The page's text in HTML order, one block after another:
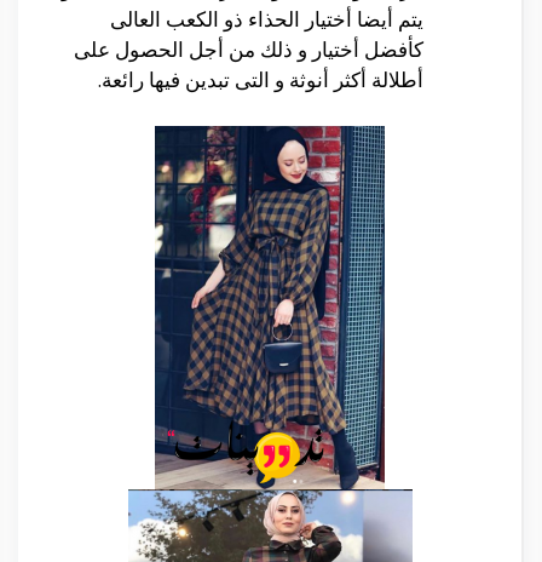
يتم أيضا أختيار الحذاء ذو الكعب العالى
كأفضل أختيار و ذلك من أجل الحصول على
أطلالة أكثر أنوثة و التى تبدين فيها رائعة.